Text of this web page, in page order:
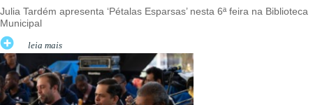
Julia Tardém apresenta ‘Pétalas Esparsas’ nesta 6ª feira na Biblioteca
Municipal
leia mais